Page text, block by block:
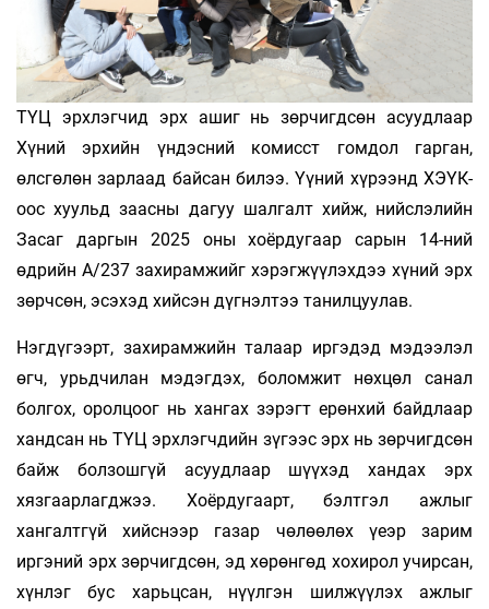
ТҮЦ эрхлэгчид эрх ашиг нь зөрчигдсөн асуудлаар
Хүний эрхийн үндэсний комисст гомдол гарган,
өлсгөлөн зарлаад байсан билээ. Үүний хүрээнд ХЭҮК-
оос хуульд заасны дагуу шалгалт хийж, нийслэлийн
Засаг даргын 2025 оны хоёрдугаар сарын 14-ний
өдрийн А/237 захирамжийг хэрэгжүүлэхдээ хүний эрх
зөрчсөн, эсэхэд хийсэн дүгнэлтээ танилцуулав.
Нэгдүгээрт, захирамжийн талаар иргэдэд мэдээлэл
өгч, урьдчилан мэдэгдэх, боломжит нөхцөл санал
болгох, оролцоог нь хангах зэрэгт ерөнхий байдлаар
хандсан нь ТҮЦ эрхлэгчдийн зүгээс эрх нь зөрчигдсөн
байж болзошгүй асуудлаар шүүхэд хандах эрх
хязгаарлагджээ. Хоёрдугаарт, бэлтгэл ажлыг
хангалтгүй хийснээр газар чөлөөлөх үеэр зарим
иргэний эрх зөрчигдсөн, эд хөрөнгөд хохирол учирсан,
хүнлэг бус харьцсан, нүүлгэн шилжүүлэх ажлыг